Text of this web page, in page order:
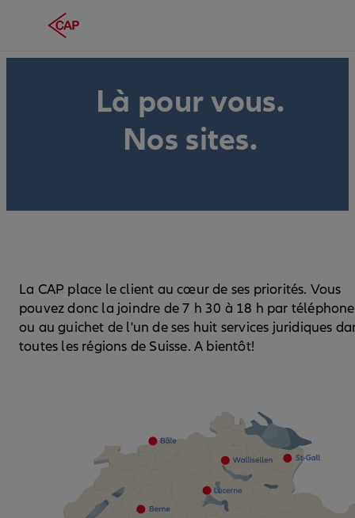
Là pour vous.
Nos sites.
La CAP place le client au cœur de ses priorités. Vous
pouvez donc la joindre de 7 h 30 à 18 h par téléphone
ou au guichet de l'un de ses huit services juridiques
toutes les régions de Suisse. A bientôt!